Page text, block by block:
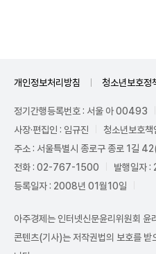
개인정보처리방침 청소년보호정
정기간행등록번호 : 서울 아 00493
사장·편집인 : 임규진
청소년보호책
주소 : 서울특별시 종로구 종로 1길
전화 : 02-767-1500
발행일자
등록일자 : 2008년 01월10일
아주경제는 인터넷신문윤리위원회
콘텐츠(기사)는 저작권법의 보호를